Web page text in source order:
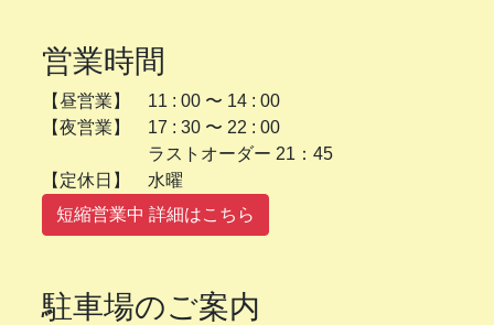
営業時間
【昼営業】 11 : 00 〜 14 : 00
【夜営業】 17 : 30 〜 22 : 00
ラストオーダー 21：45
【定休日】 水曜
短縮営業中 詳細はこちら
駐車場のご案内